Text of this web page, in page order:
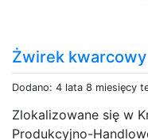
Żwirek kwarcowy
Dodano: 4 lata 8 miesięcy
Zlokalizowane się w
Produkcyjno-